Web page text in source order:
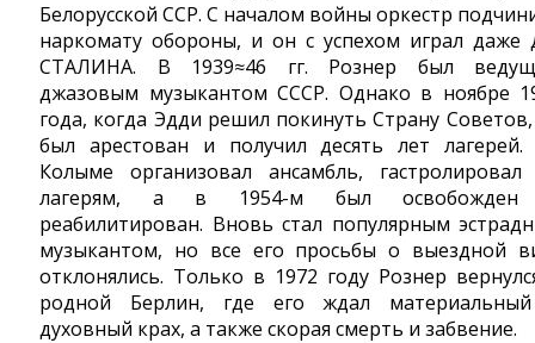
Белорусской ССР. С началом войны оркестр
наркомату обороны, и он с успехом играл даже
СТАЛИНА. В 1939≈46 гг. Рознер был
джазовым музыкантом СССР. Однако в ноябре
года, когда Эдди решил покинуть Страну
был арестован и получил десять лет
Колыме организовал ансамбль,
лагерям, а в 1954-м был
реабилитирован. Вновь стал популярным
музыкантом, но все его просьбы о выездной
отклонялись. Только в 1972 году Рознер
родной Берлин, где его ждал
духовный крах, а также скорая смерть и забвение.